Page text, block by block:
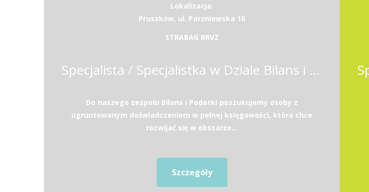
Lokalizacja:
Pruszków, ul. Parzniewska 10
STRABAG BRVZ
Specjalista / Specjalistka w Dziale Bilans i Podatki
Do naszego zespołu Bilans i Podatki poszukujemy osoby z
ugruntowanym doświadczeniem w pełnej księgowości, która chce
rozwijać się w obszarze...
Szczegóły